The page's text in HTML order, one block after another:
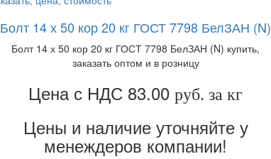
Болт 14 х 50 кор 20 кг ГОСТ 7798 БелЗАН (N)
Болт 14 х 50 кор 20 кг ГОСТ 7798 БелЗАН (N) купить,
заказать оптом и в розницу
Цена с НДС 83.00 руб. за кг
Цены и наличие уточняйте у
менеждеров компании!